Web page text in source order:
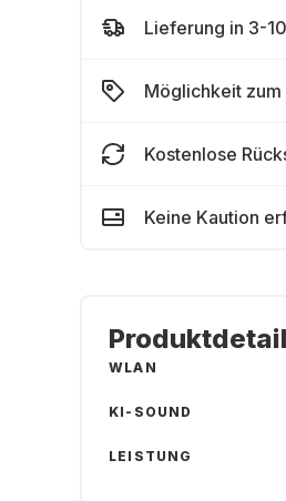
Lieferung in 3-
Möglichkeit zum
Kostenlose
Keine Kaution
WLAN
KI-SOUND
LEISTUNG